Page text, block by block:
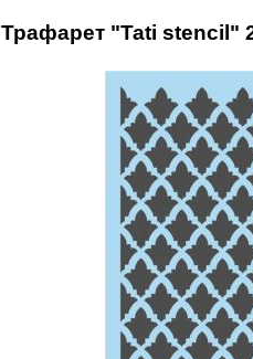
Трафарет "Tati stencil"